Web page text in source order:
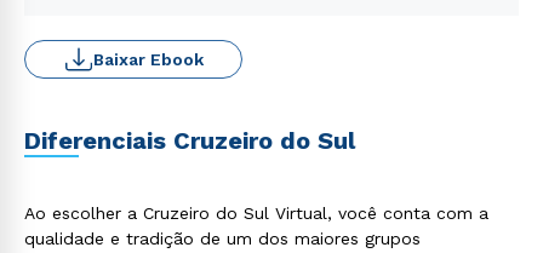
Baixar Ebook
Diferenciais Cruzeiro do Sul
Ao escolher a Cruzeiro do Sul Virtual, você conta com a
qualidade e tradição de um dos maiores grupos